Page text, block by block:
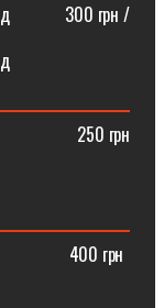
⠀⠀⠀⠀300 грн /
грн
грн